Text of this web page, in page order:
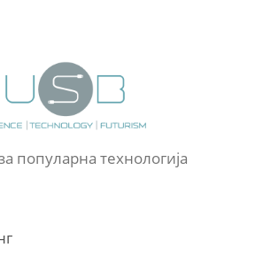
популарна технологија